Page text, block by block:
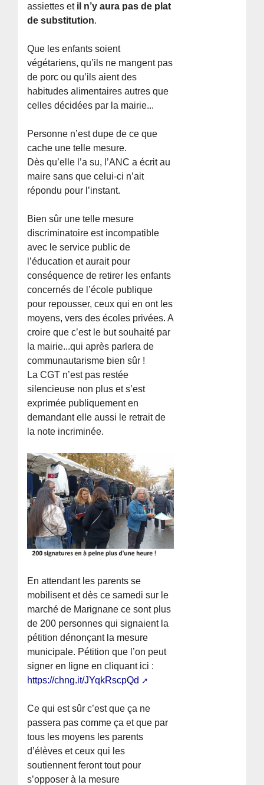
assiettes et il n’y aura pas de plat
de substitution.
Que les enfants soient
végétariens, qu’ils ne mangent pas
de porc ou qu’ils aient des
habitudes alimentaires autres que
celles décidées par la mairie...
Personne n’est dupe de ce que
cache une telle mesure.
Dès qu’elle l’a su, l’ANC a écrit au
maire sans que celui-ci n’ait
répondu pour l’instant.
Bien sûr une telle mesure
discriminatoire est incompatible
avec le service public de
l’éducation et aurait pour
conséquence de retirer les enfants
concernés de l’école publique
pour repousser, ceux qui en ont les
moyens, vers des écoles privées. A
croire que c’est le but souhaité par
la mairie...qui après parlera de
communautarisme bien sûr !
La CGT n’est pas restée
silencieuse non plus et s’est
exprimée publiquement en
demandant elle aussi le retrait de
la note incriminée.
En attendant les parents se
mobilisent et dès ce samedi sur le
marché de Marignane ce sont plus
de 200 personnes qui signaient la
pétition dénonçant la mesure
municipale. Pétition que l’on peut
signer en ligne en cliquant ici :
https://chng.it/JYqkRscpQd
Ce qui est sûr c’est que ça ne
passera pas comme ça et que par
tous les moyens les parents
d’élèves et ceux qui les
soutiennent feront tout pour
s’opposer à la mesure